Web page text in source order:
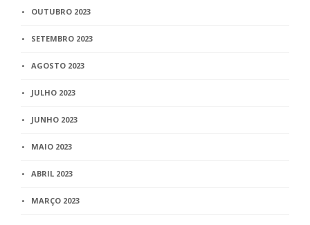
OUTUBRO 2023
SETEMBRO 2023
AGOSTO 2023
JULHO 2023
JUNHO 2023
MAIO 2023
ABRIL 2023
MARÇO 2023